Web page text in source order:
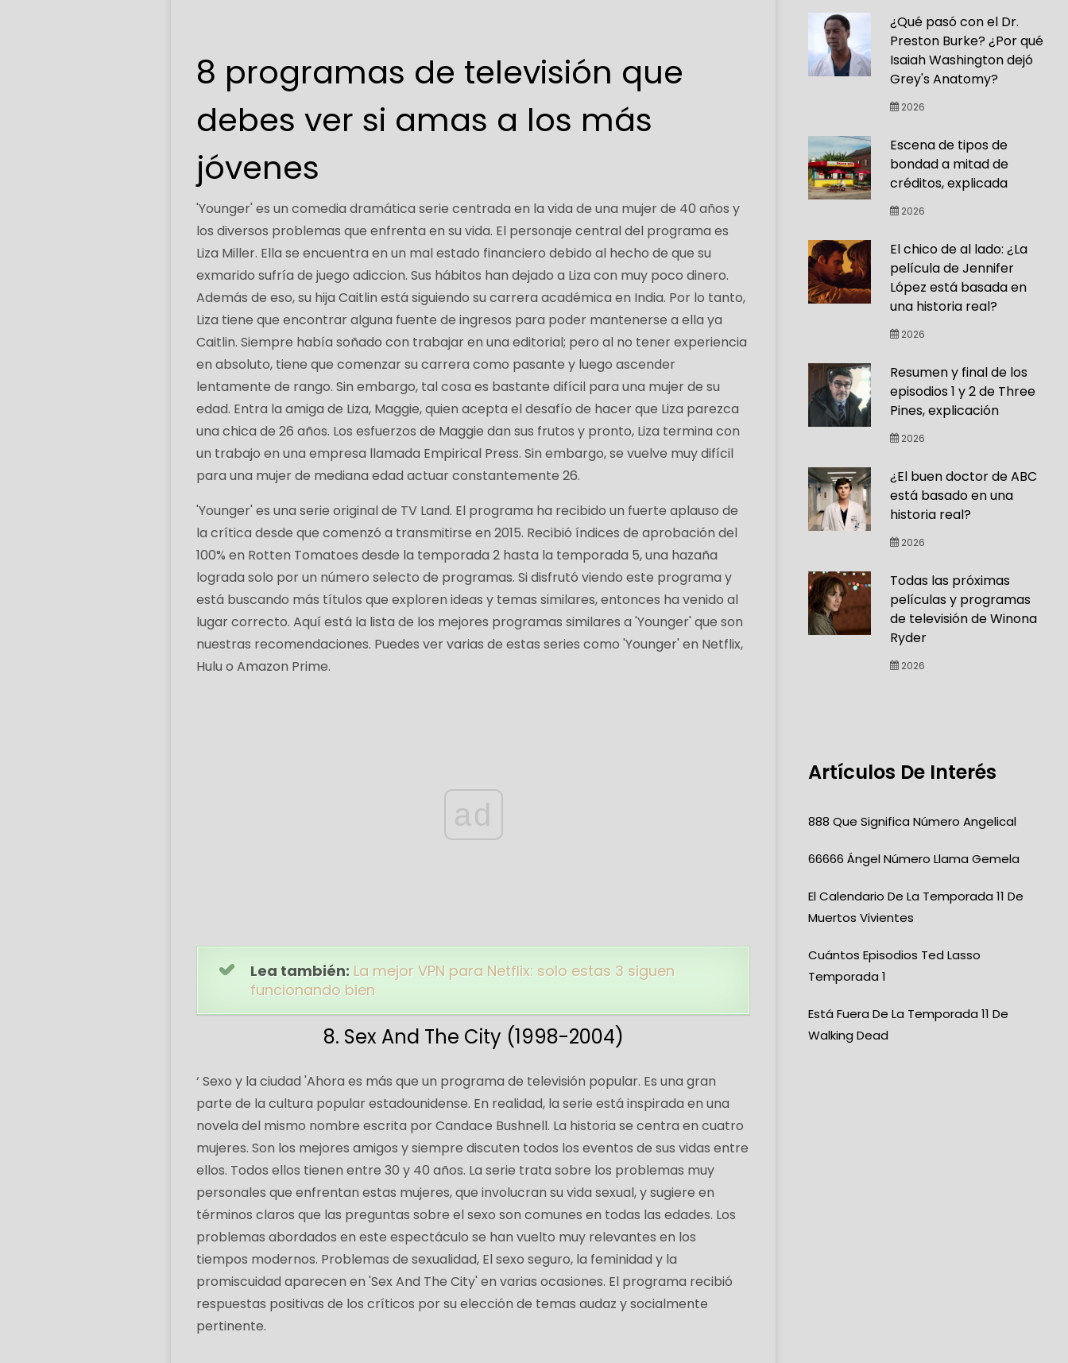
8 programas de televisión que
debes ver si amas a los más
jóvenes
'Younger' es un comedia dramática serie centrada en la vida de una mujer de 40 años y
los diversos problemas que enfrenta en su vida. El personaje central del programa es
Liza Miller. Ella se encuentra en un mal estado financiero debido al hecho de que su
exmarido sufría de juego adiccion. Sus hábitos han dejado a Liza con muy poco dinero.
Además de eso, su hija Caitlin está siguiendo su carrera académica en India. Por lo tanto,
Liza tiene que encontrar alguna fuente de ingresos para poder mantenerse a ella ya
Caitlin. Siempre había soñado con trabajar en una editorial; pero al no tener experiencia
en absoluto, tiene que comenzar su carrera como pasante y luego ascender
lentamente de rango. Sin embargo, tal cosa es bastante difícil para una mujer de su
edad. Entra la amiga de Liza, Maggie, quien acepta el desafío de hacer que Liza parezca
una chica de 26 años. Los esfuerzos de Maggie dan sus frutos y pronto, Liza termina con
un trabajo en una empresa llamada Empirical Press. Sin embargo, se vuelve muy difícil
para una mujer de mediana edad actuar constantemente 26.
'Younger' es una serie original de TV Land. El programa ha recibido un fuerte aplauso de
la crítica desde que comenzó a transmitirse en 2015. Recibió índices de aprobación del
100% en Rotten Tomatoes desde la temporada 2 hasta la temporada 5, una hazaña
lograda solo por un número selecto de programas. Si disfrutó viendo este programa y
está buscando más títulos que exploren ideas y temas similares, entonces ha venido al
lugar correcto. Aquí está la lista de los mejores programas similares a 'Younger' que son
nuestras recomendaciones. Puedes ver varias de estas series como 'Younger' en Netflix,
Hulu o Amazon Prime.
ad
Lea también: La mejor VPN para Netflix: solo estas 3 siguen
funcionando bien
8. Sex And The City (1998-2004)
‘ Sexo y la ciudad 'Ahora es más que un programa de televisión popular. Es una gran
parte de la cultura popular estadounidense. En realidad, la serie está inspirada en una
novela del mismo nombre escrita por Candace Bushnell. La historia se centra en cuatro
mujeres. Son los mejores amigos y siempre discuten todos los eventos de sus vidas entre
ellos. Todos ellos tienen entre 30 y 40 años. La serie trata sobre los problemas muy
personales que enfrentan estas mujeres, que involucran su vida sexual, y sugiere en
términos claros que las preguntas sobre el sexo son comunes en todas las edades. Los
problemas abordados en este espectáculo se han vuelto muy relevantes en los
tiempos modernos. Problemas de sexualidad, El sexo seguro, la feminidad y la
promiscuidad aparecen en 'Sex And The City' en varias ocasiones. El programa recibió
respuestas positivas de los críticos por su elección de temas audaz y socialmente
pertinente.
¿Qué pasó con el Dr.
Preston Burke? ¿Por qué
Isaiah Washington dejó
Grey's Anatomy?
2026
Escena de tipos de
bondad a mitad de
créditos, explicada
2026
El chico de al lado: ¿La
película de Jennifer
López está basada en
una historia real?
2026
Resumen y final de los
episodios 1 y 2 de Three
Pines, explicación
2026
¿El buen doctor de ABC
está basado en una
historia real?
2026
Todas las próximas
películas y programas
de televisión de Winona
Ryder
2026
Artículos De Interés
888 Que Significa Número Angelical
66666 Ángel Número Llama Gemela
El Calendario De La Temporada 11 De
Muertos Vivientes
Cuántos Episodios Ted Lasso
Temporada 1
Está Fuera De La Temporada 11 De
Walking Dead